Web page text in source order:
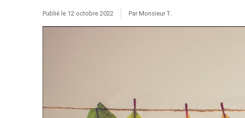
Publié le 12 octobre 2022 Par Monsieur T.